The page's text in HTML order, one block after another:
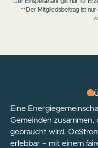
Der Einspeisetarif gilt nur für
**Der Mitgliedsbeitrag ist
Eine
Gemeinden
gebraucht wird.
erlebbar – mit einem